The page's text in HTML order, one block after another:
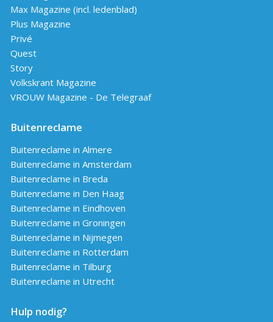
Max Magazine (incl. ledenblad)
Plus Magazine
Privé
Quest
Story
Volkskrant Magazine
VROUW Magazine - De Telegraaf
Buitenreclame
Buitenreclame in Almere
Buitenreclame in Amsterdam
Buitenreclame in Breda
Buitenreclame in Den Haag
Buitenreclame in Eindhoven
Buitenreclame in Groningen
Buitenreclame in Nijmegen
Buitenreclame in Rotterdam
Buitenreclame in Tilburg
Buitenreclame in Utrecht
Hulp nodig?